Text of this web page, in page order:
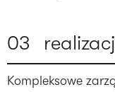
03
Kompleksowe